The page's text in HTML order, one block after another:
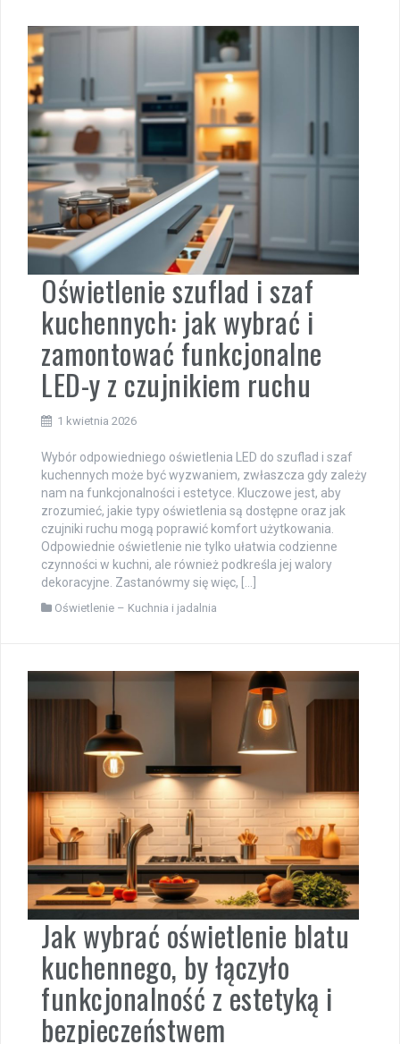
Oświetlenie szuflad i szaf
kuchennych: jak wybrać i
zamontować funkcjonalne
LED-y z czujnikiem ruchu
1 kwietnia 2026
Wybór odpowiedniego oświetlenia LED do szuflad i szaf
kuchennych może być wyzwaniem, zwłaszcza gdy zależy
nam na funkcjonalności i estetyce. Kluczowe jest, aby
zrozumieć, jakie typy oświetlenia są dostępne oraz jak
czujniki ruchu mogą poprawić komfort użytkowania.
Odpowiednie oświetlenie nie tylko ułatwia codzienne
czynności w kuchni, ale również podkreśla jej walory
dekoracyjne. Zastanówmy się więc, […]
Oświetlenie – Kuchnia i jadalnia
Jak wybrać oświetlenie blatu
kuchennego, by łączyło
funkcjonalność z estetyką i
bezpieczeństwem